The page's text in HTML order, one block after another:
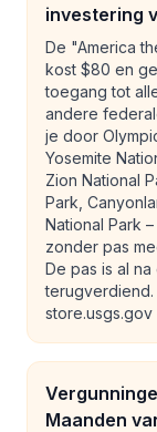
investering
De "America
kost $80 en
toegang tot
andere
je door
Yosemite
Zion National
Park,
National Park
zonder pas
De pas is al
Maanden